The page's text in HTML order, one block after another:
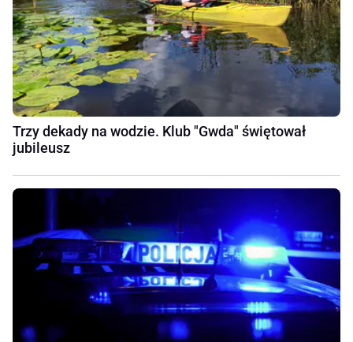
Trzy dekady na wodzie. Klub "Gwda" świętował
jubileusz